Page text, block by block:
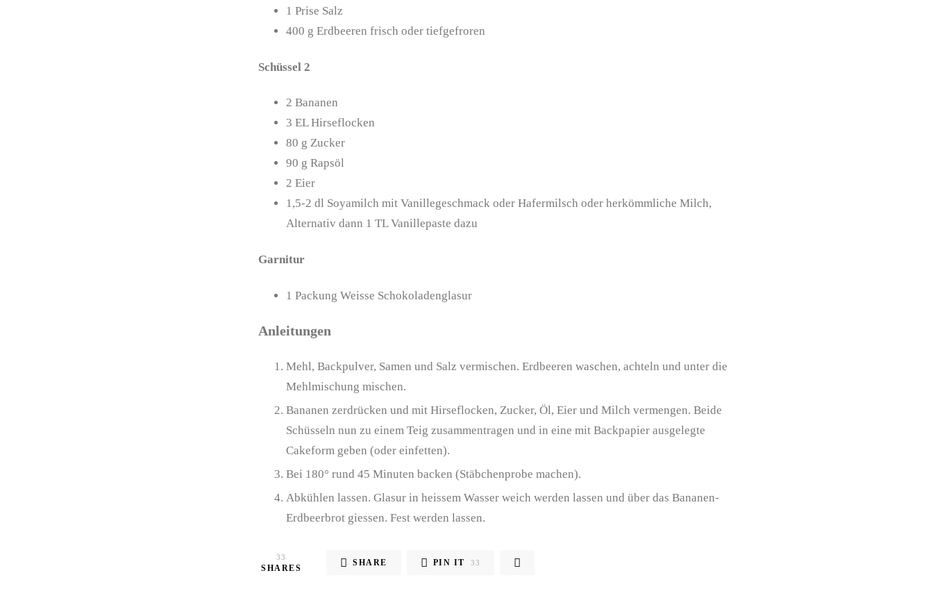
1 Prise Salz
400 g Erdbeeren frisch oder tiefgefroren
Schüssel 2
2 Bananen
3 EL Hirseflocken
80 g Zucker
90 g Rapsöl
2 Eier
1,5-2 dl Soyamilch mit Vanillegeschmack oder Hafermilsch oder herkömmliche Milch,
Alternativ dann 1 TL Vanillepaste dazu
Garnitur
1 Packung Weisse Schokoladenglasur
Anleitungen
Mehl, Backpulver, Samen und Salz vermischen. Erdbeeren waschen, achteln und unter die
Mehlmischung mischen.
Bananen zerdrücken und mit Hirseflocken, Zucker, Öl, Eier und Milch vermengen. Beide
Schüsseln nun zu einem Teig zusammentragen und in eine mit Backpapier ausgelegte
Cakeform geben (oder einfetten).
Bei 180° rund 45 Minuten backen (Stäbchenprobe machen).
Abkühlen lassen. Glasur in heissem Wasser weich werden lassen und über das Bananen-
Erdbeerbrot giessen. Fest werden lassen.
33
SHARES
SHARE PIN IT 33